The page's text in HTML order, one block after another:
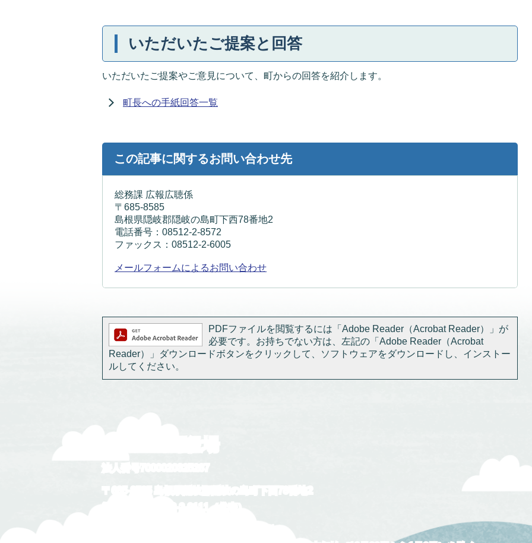
いただいたご提案と回答
いただいたご提案やご意見について、町からの回答を紹介します。
町長への手紙回答一覧
この記事に関するお問い合わせ先
総務課 広報広聴係
〒685-8585
島根県隠岐郡隠岐の島町下西78番地2
電話番号：08512-2-8572
ファックス：08512-2-6005
メールフォームによるお問い合わせ
PDFファイルを閲覧するには「Adobe Reader（Acrobat Reader）」が
必要です。お持ちでない方は、左記の「Adobe Reader（Acrobat
Reader）」ダウンロードボタンをクリックして、ソフトウェアをダウンロードし、インストー
ルしてください。